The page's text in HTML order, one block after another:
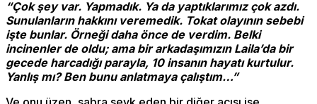
“Çok şey var. Yapmadık. Ya da yaptıklarımız çok azdı.
Sunulanların hakkını veremedik. Tokat olayının sebebi
işte bunlar. Örneği daha önce de verdim. Belki
incinenler de oldu; ama bir arkadaşımızın Laila’da bir
gecede harcadığı parayla, 10 insanın hayatı kurtulur.
Yanlış mı? Ben bunu anlatmaya çalıştım…”